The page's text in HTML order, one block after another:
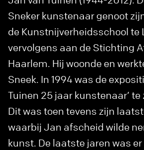
Sneker kunstenaar genoot
de Kunstnijverheidsschool te
vervolgens aan de Stichting
Haarlem. Hij woonde en
Sneek. In 1994 was de
Tuinen 25 jaar kunstenaar’ te
Dit was toen tevens zijn
waarbij Jan afscheid wilde
kunst. De laatste jaren was